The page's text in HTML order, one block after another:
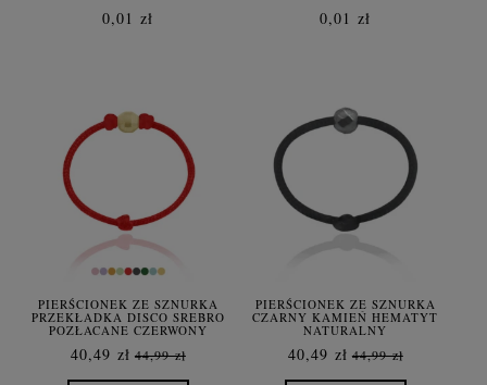
0,01 zł 0,01 zł
PIERŚCIONEK ZE SZNURKA
PRZEKŁADKA DISCO SREBRO
POZŁACANE CZERWONY
40,49 zł 44,99 zł
PIERŚCIONEK ZE SZNURKA
CZARNY KAMIEŃ HEMATYT
NATURALNY
40,49 zł 44,99 zł